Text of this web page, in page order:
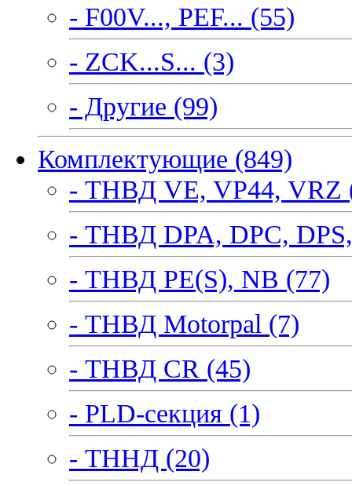
- F00V..., PEF... (55)
- ZCK...S... (3)
- Другие (99)
Комплектующие (849)
- ТНВД VE, VP44, VRZ
- ТНВД DPA, DPC,
- ТНВД PE(S), NB (77)
- ТНВД Motorpal (7)
- ТНВД CR (45)
- PLD-секция (1)
- ТННД (20)